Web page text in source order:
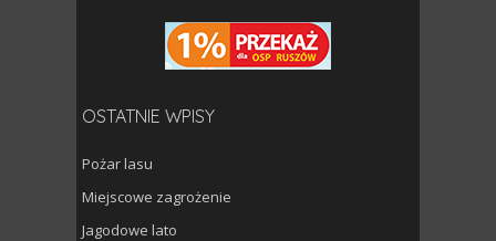
OSTATNIE WPISY
Pożar lasu
Miejscowe zagrożenie
Jagodowe lato